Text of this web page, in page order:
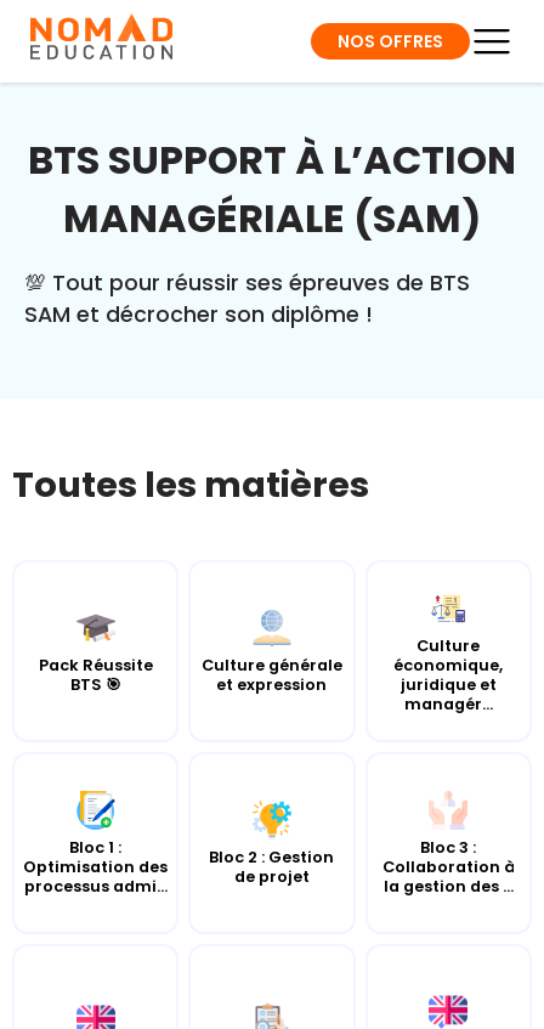
NOS OFFRES
BTS SUPPORT À L’ACTION
MANAGÉRIALE (SAM)
💯 Tout pour réussir ses épreuves de BTS
SAM et décrocher son diplôme !
Toutes les matières
Pack Réussite
BTS 🎯
Culture générale
et expression
Culture
économique,
juridique et
managér...
Bloc 1 :
Optimisation des
processus admi...
Bloc 2 : Gestion
de projet
Bloc 3 :
Collaboration à
la gestion des ...